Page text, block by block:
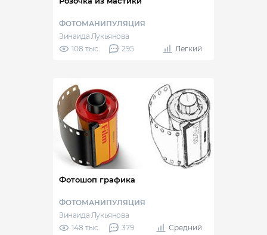
ФОТОМАНИПУЛЯЦИЯ
Зинаида Лукьянова
108 тыс.
295 Легкий
Фотошоп графика
ФОТОМАНИПУЛЯЦИЯ
Зинаида Лукьянова
148 тыс.
379 Средний